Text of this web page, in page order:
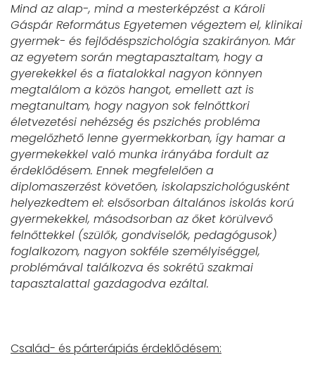
Mind az alap-, mind a mesterképzést a Károli
Gáspár Református Egyetemen végeztem el, klinikai
gyermek- és fejlődéspszichológia szakirányon. Már
az egyetem során megtapasztaltam, hogy a
gyerekekkel és a fiatalokkal nagyon könnyen
megtalálom a közös hangot, emellett azt is
megtanultam, hogy nagyon sok felnőttkori
életvezetési nehézség és pszichés probléma
megelőzhető lenne gyermekkorban, így hamar a
gyermekekkel való munka irányába fordult az
érdeklődésem. Ennek megfelelően a
diplomaszerzést követően, iskolapszichológusként
helyezkedtem el: elsősorban általános iskolás korú
gyermekekkel, másodsorban az őket körülvevő
felnőttekkel (szülők, gondviselők, pedagógusok)
foglalkozom, nagyon sokféle személyiséggel,
problémával találkozva és sokrétű szakmai
tapasztalattal gazdagodva ezáltal.
Család- és párterápiás érdeklődésem: